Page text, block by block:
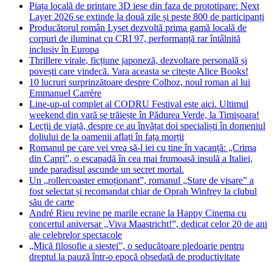
Piața locală de printare 3D iese din faza de prototipare: Next
Layer 2026 se extinde la două zile și peste 800 de participanți
Producătorul român Lyset dezvoltă prima gamă locală de
corpuri de iluminat cu CRI 97, performanță rar întâlnită
inclusiv în Europa
Thrillere virale, ficțiune japoneză, dezvoltare personală și
povești care vindecă. Vara aceasta se citește Alice Books!
10 lucruri surprinzătoare despre Colhoz, noul roman al lui
Emmanuel Carrère
Line-up-ul complet al CODRU Festival este aici. Ultimul
weekend din vară se trăiește în Pădurea Verde, la Timișoara!
Lecții de viață, despre ce au învățat doi specialiști în domeniul
doliului de la oamenii aflați în fața morții
Romanul pe care vei vrea să-l iei cu tine în vacanță: „Crima
din Capri”, o escapadă în cea mai frumoasă insulă a Italiei,
unde paradisul ascunde un secret mortal.
Un „rollercoaster emoționant”, romanul „Stare de visare” a
fost selectat și recomandat chiar de Oprah Winfrey la clubul
său de carte
André Rieu revine pe marile ecrane la Happy Cinema cu
concertul aniversar „Viva Maastricht!”, dedicat celor 20 de ani
ale celebrelor spectacole
„Mică filosofie a siestei”, o seducătoare pledoarie pentru
dreptul la pauză într-o epocă obsedată de productivitate